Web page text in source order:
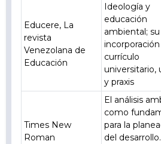
Educere, La
revista
Venezolana de
Educación
Ideología y
educación
ambiental; su
currículo
universitario,
y praxis
Times New
Roman
El análisis
como
para la
del